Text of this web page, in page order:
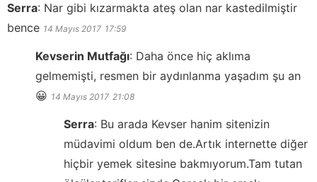
Serra: Nar gibi kızarmakta ateş olan nar kastedilmiştir
bence 14 Mayıs 2017 17:59
Kevserin Mutfağı: Daha önce hiç aklıma
gelmemişti, resmen bir aydınlanma yaşadım şu an
😀 14 Mayıs 2017 21:08
Serra: Bu arada Kevser hanim sitenizin
müdavimi oldum ben de.Artık internette diğer
hiçbir yemek sitesine bakmıyorum.Tam tutan